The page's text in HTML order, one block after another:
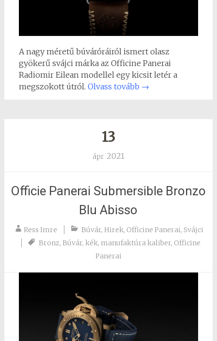
A nagy méretű búváróráiról ismert olasz
gyökerű svájci márka az Officine Panerai
Radiomir Eilean modellel egy kicsit letér a
megszokott útról. Olvass tovább →
13
ápr 2021
Officie Panerai Submersible Bronzo
Blu Abisso
Ress Imre Búvár, Hirek, Officine Panerai,Svájci
Bronz, Búvár, kék, manufaktúra kaliber, Officine
Panerai